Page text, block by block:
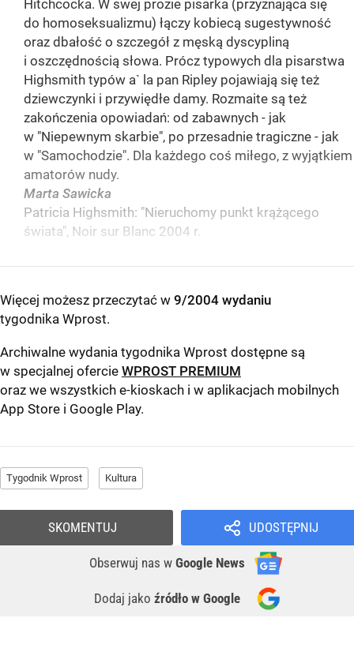
Hitchcocka. W swej prozie pisarka (przyznająca się
do homoseksualizmu) łączy kobiecą sugestywność
oraz dbałość o szczegół z męską dyscypliną
i oszczędnością słowa. Prócz typowych dla pisarstwa
Highsmith typów a` la pan Ripley pojawiają się też
dziewczynki i przywiędłe damy. Rozmaite są też
zakończenia opowiadań: od zabawnych - jak
w "Niepewnym skarbie", po przesadnie tragiczne - jak
w "Samochodzie". Dla każdego coś miłego, z wyjątkiem
amatorów nudy.
Marta Sawicka
Patricia Highsmith: "Nieruchomy punkt krążącego
świata", Noir sur Blanc 2004 r.
Więcej możesz przeczytać w 9/2004 wydaniu
tygodnika Wprost.
Archiwalne wydania tygodnika Wprost dostępne są
w specjalnej ofercie WPROST PREMIUM
oraz we wszystkich e-kioskach i w aplikacjach mobilnych
App Store i Google Play.
Tygodnik Wprost Kultura
UDOSTĘPNIJ
Obserwuj nas w Google News
Dodaj jako źródło w Google
SKOMENTUJ